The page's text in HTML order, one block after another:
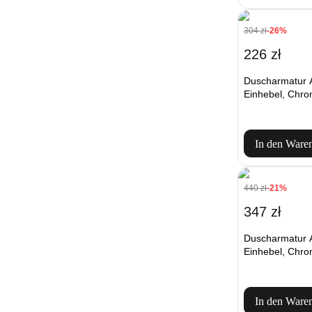
304 zł-26%
226 zł
Duscharmatur
Einhebel,
In den
440 zł-21%
347 zł
Duscharmatur
Einhebel,
In den